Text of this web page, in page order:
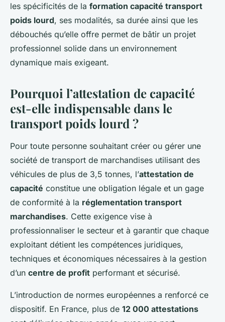
les spécificités de la formation capacité transport
poids lourd, ses modalités, sa durée ainsi que les
débouchés qu’elle offre permet de bâtir un projet
professionnel solide dans un environnement
dynamique mais exigeant.
Pourquoi l’attestation de capacité
est-elle indispensable dans le
transport poids lourd ?
Pour toute personne souhaitant créer ou gérer une
société de transport de marchandises utilisant des
véhicules de plus de 3,5 tonnes, l’attestation de
capacité constitue une obligation légale et un gage
de conformité à la réglementation transport
marchandises. Cette exigence vise à
professionnaliser le secteur et à garantir que chaque
exploitant détient les compétences juridiques,
techniques et économiques nécessaires à la gestion
d’un centre de profit performant et sécurisé.
L’introduction de normes européennes a renforcé ce
dispositif. En France, plus de 12 000 attestations